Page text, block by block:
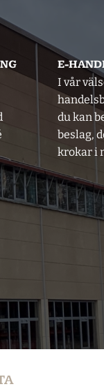
E-
I vår
du kan
beslag,
krokar i